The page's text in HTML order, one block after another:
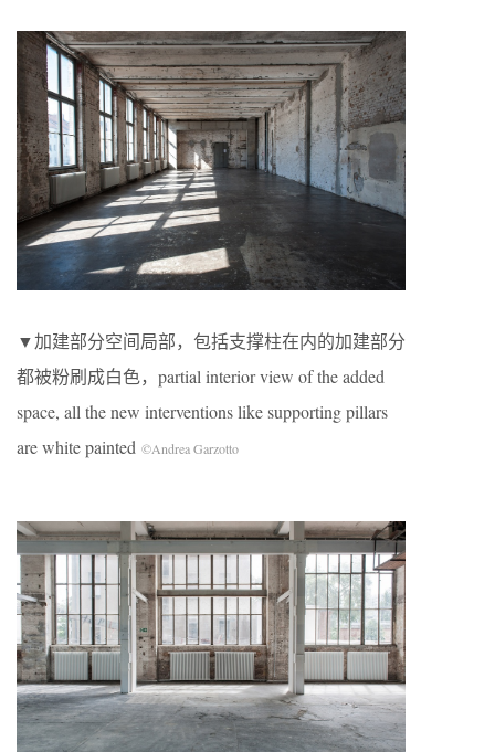
▼加建部分空间局部，包括支撑柱在内的加建部分
都被粉刷成白色，partial interior view of the added
space, all the new interventions like supporting pillars
are white painted ©Andrea Garzotto